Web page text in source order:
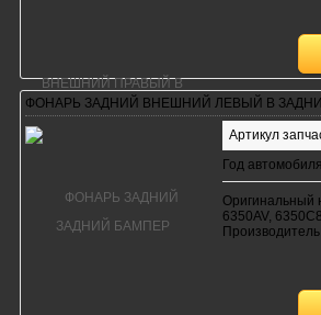
ФОНАРЬ ЗАДНИЙ ВНЕШНИЙ ЛЕВЫЙ В
Артикул
Год
Оригинальный
6350AV,